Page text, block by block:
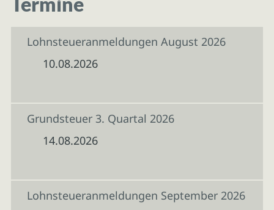
Lohnsteueranmeldungen August 2026
10.08.2026
Grundsteuer 3. Quartal 2026
14.08.2026
Lohnsteueranmeldungen September 2026